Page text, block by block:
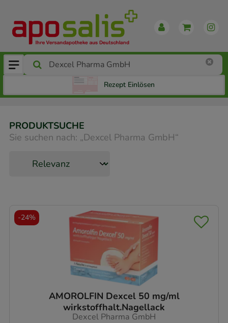
Rezept Einlösen
PRODUKTSUCHE
Sie suchen nach: „Dexcel Pharma GmbH“
AMOROLFIN Dexcel 50 mg/ml
wirkstoffhalt.Nagellack
Dexcel Pharma GmbH
-24%